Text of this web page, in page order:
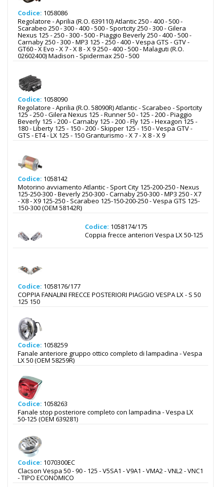
Codice: 1058086
Regolatore - Aprilia (R.O. 639110) Atlantic 250 - 400 - 500 -
Scarabeo 250 - 300 - 400 - 500 - Sportcity 250 - 300 - Gilera
Nexus 125 - 250 - 300 - 500 - Piaggio Beverly 250 - 400 - 500 -
Carnaby 250 - 300 - MP3 125 - 250 - 400 - Vespa GTS - GTV -
GT60 - X Evo - X 7 - X 8 - X 9 250 - 400 - 500 - Malaguti (R.O.
02602400) Madison - Spidermax 250 - 500
Codice: 1058090
Regolatore - Aprilia (R.O. 58090R) Atlantic - Scarabeo - Sportcity
125 - 250 - Gilera Nexus 125 - Runner 50 - 125 - 200 - Piaggio
Beverly 125 - 200 - Carnaby 125 - 200 - Fly 125 - Hexagon 125 -
180 - Liberty 125 - 150 - 200 - Skipper 125 - 150 - Vespa GTV -
GTS - ET4 - LX 125 - 150 Granturismo - X 7 - X 8 - X 9
Codice: 1058142
Motorino avviamento Atlantic - Sport City 125-200-250 - Nexus
125-250-300 - Beverly 250-300 - Carnaby 250-300 - MP3 250 - X7
- X8 - X9 125-250 - Scarabeo 125-150-200-250 - Vespa GTS 125-
150-300 (OEM 58142R)
Codice: 1058174/175
Coppia frecce anteriori Vespa LX 50-125
Codice: 1058176/177
COPPIA FANALINI FRECCE POSTERIORI PIAGGIO VESPA LX - S 50
125 150
Codice: 1058259
Fanale anteriore gruppo ottico completo di lampadina - Vespa
LX 50 (OEM 58259R)
Codice: 1058263
Fanale stop posteriore completo con lampadina - Vespa LX
50-125 (OEM 639281)
Codice: 1070300EC
Clacson Vespa 50 - 90 - 125 - V5SA1 - V9A1 - VMA2 - VNL2 - VNC1
- TIPO ECONOMICO